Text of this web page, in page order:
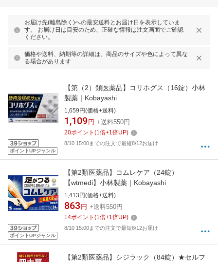
お届け先(離島除く)への最安送料とお届け日を表示していま
す。 お届け日は目安のため、正確な情報は注文画面でご確認
ください。
価格や送料、納期等の詳細は、商品のサイズや色によって異な
る場合があります
ポイントUPジャンル
【第（2）類医薬品】コリホグス（16錠）小林
製薬｜Kobayashi
1,659円(価格+送料)
1,109 円 +送料550円
20ポイント (1倍+1倍UP)
8/10 15:00までの注文で最短8/12お届け
ポイントUPジャンル
【第2類医薬品】コムレケア（24錠）
【wtmedi】小林製薬｜Kobayashi
1,413円(価格+送料)
863 円 +送料550円
14ポイント (1倍+1倍UP)
8/10 15:00までの注文で最短8/12お届け
【第2類医薬品】シジラック（84錠）★セルフ